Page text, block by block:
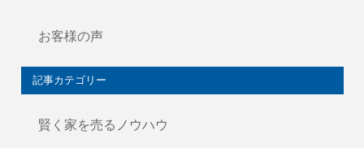
お客様の声
記事カテゴリー
賢く家を売るノウハウ